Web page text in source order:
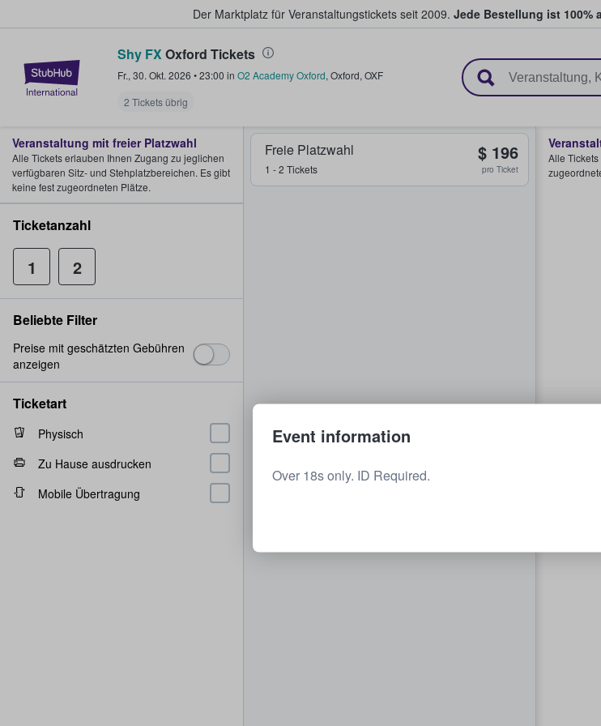
Der Marktplatz für Veranstaltungstickets seit 2009. Jede Bestellung ist 100%
StubHub - Wo Fans Tickets kaufen & verkaufen
Shy FXOxford Tickets
Fr., 30. Okt. 2026 •23:00 in O2 Academy Oxford, Oxford, OXF
2 Tickets übrig
Freie Platzwahl
1 - 2 Tickets
$ 196
pro Ticket
Alle
Veranstaltung mit freier Platzwahl
Alle Tickets erlauben Ihnen Zugang zu jeglichen
verfügbaren Sitz- und Stehplatzbereichen. Es gibt
keine fest zugeordneten Plätze.
Ticketanzahl
1 2
Beliebte Filter
Preise mit geschätzten Gebühren
anzeigen
Ticketart
Physisch
Zu Hause ausdrucken
Mobile Übertragung
Event information
Over 18s only. ID Required.